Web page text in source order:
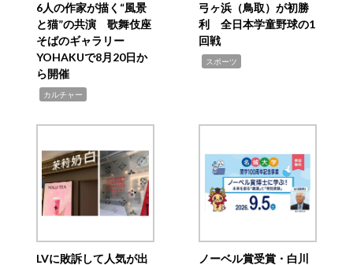
6人の作家が描く“風景
と猫”の共演 歌舞伎座
そばのギャラリー
YOHAKUで8月20日か
ら開催
カルチャー
弓ヶ浜（鳥取）が初勝
利 全日本学童野球の1
回戦
スポーツ
LVに敗訴して人気が出 ノーベル賞受賞・白川